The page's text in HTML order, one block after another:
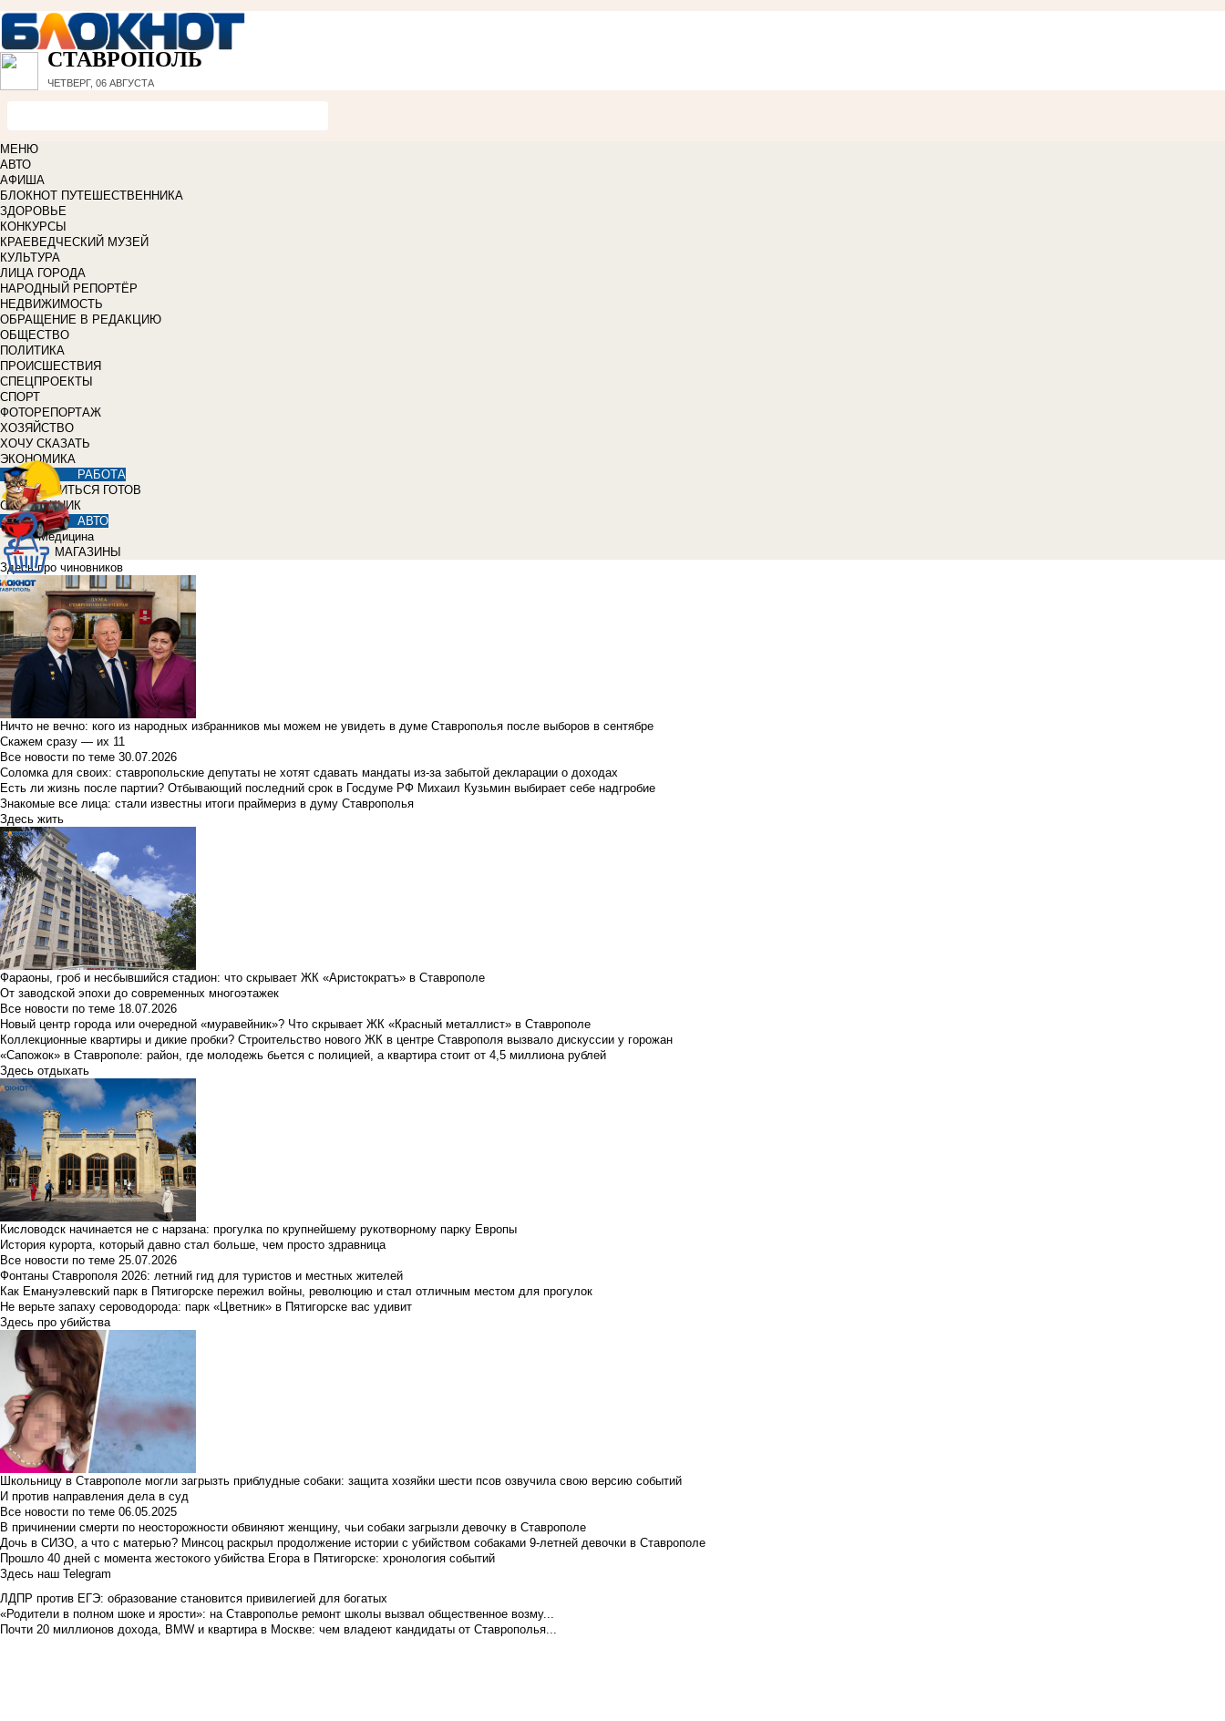
СТАВРОПОЛЬ
ЧЕТВЕРГ, 06 АВГУСТА
МЕНЮ
АВТО
АФИША
БЛОКНОТ ПУТЕШЕСТВЕННИКА
ЗДОРОВЬЕ
КОНКУРСЫ
КРАЕВЕДЧЕСКИЙ МУЗЕЙ
КУЛЬТУРА
ЛИЦА ГОРОДА
НАРОДНЫЙ РЕПОРТЁР
НЕДВИЖИМОСТЬ
ОБРАЩЕНИЕ В РЕДАКЦИЮ
ОБЩЕСТВО
ПОЛИТИКА
ПРОИСШЕСТВИЯ
СПЕЦПРОЕКТЫ
СПОРТ
ФОТОРЕПОРТАЖ
ХОЗЯЙСТВО
ХОЧУ СКАЗАТЬ
ЭКОНОМИКА
РАБОТА
УЧИТЬСЯ ГОТОВ
СПРАВОЧНИК
АВТО
Медицина
МАГАЗИНЫ
Здесь про чиновников
Ничто не вечно: кого из народных избранников мы можем не увидеть в думе Ставрополья после выборов в сентябре
Скажем сразу — их 11
Все новости по теме 30.07.2026
Соломка для своих: ставропольские депутаты не хотят сдавать мандаты из-за забытой декларации о доходах
Есть ли жизнь после партии? Отбывающий последний срок в Госдуме РФ Михаил Кузьмин выбирает себе надгробие
Знакомые все лица: стали известны итоги праймериз в думу Ставрополья
Здесь жить
Фараоны, гроб и несбывшийся стадион: что скрывает ЖК «Аристократъ» в Ставрополе
От заводской эпохи до современных многоэтажек
Все новости по теме 18.07.2026
Новый центр города или очередной «муравейник»? Что скрывает ЖК «Красный металлист» в Ставрополе
Коллекционные квартиры и дикие пробки? Строительство нового ЖК в центре Ставрополя вызвало дискуссии у горожан
«Сапожок» в Ставрополе: район, где молодежь бьется с полицией, а квартира стоит от 4,5 миллиона рублей
Здесь отдыхать
Кисловодск начинается не с нарзана: прогулка по крупнейшему рукотворному парку Европы
История курорта, который давно стал больше, чем просто здравница
Все новости по теме 25.07.2026
Фонтаны Ставрополя 2026: летний гид для туристов и местных жителей
Как Емануэлевский парк в Пятигорске пережил войны, революцию и стал отличным местом для прогулок
Не верьте запаху сероводорода: парк «Цветник» в Пятигорске вас удивит
Здесь про убийства
Школьницу в Ставрополе могли загрызть приблудные собаки: защита хозяйки шести псов озвучила свою версию событий
И против направления дела в суд
Все новости по теме 06.05.2025
В причинении смерти по неосторожности обвиняют женщину, чьи собаки загрызли девочку в Ставрополе
Дочь в СИЗО, а что с матерью? Минсоц раскрыл продолжение истории с убийством собаками 9-летней девочки в Ставрополе
Прошло 40 дней с момента жестокого убийства Егора в Пятигорске: хронология событий
Здесь наш Telegram
ЛДПР против ЕГЭ: образование становится привилегией для богатых
«Родители в полном шоке и ярости»: на Ставрополье ремонт школы вызвал общественное возму...
Почти 20 миллионов дохода, BMW и квартира в Москве: чем владеют кандидаты от Ставрополья...